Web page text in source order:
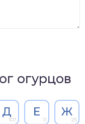
огурцов
Д
107
Е
11
Ж
25